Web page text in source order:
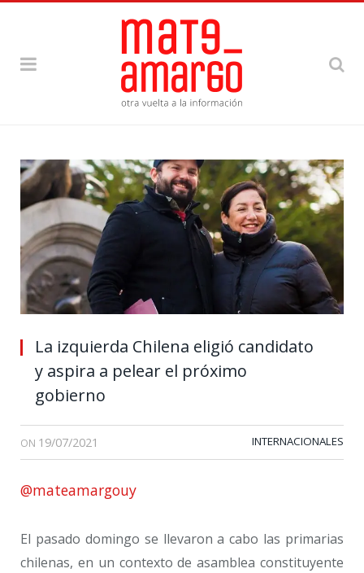
La izquierda Chilena eligió candidato
y aspira a pelear el próximo
gobierno
ON 19/07/2021 INTERNACIONALES
@mateamargouy
El pasado domingo se llevaron a cabo las primarias
chilenas, en un contexto de asamblea constituyente